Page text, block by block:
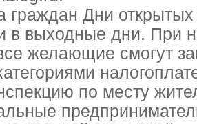
граждан Дни
в выходные дни. При
желающие смогут
по месту